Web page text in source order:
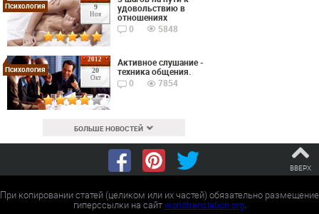
9
Ноя
Психология
удовольствию в
отношениях
0
5848
2012
20
Окт
Психология
Активное слушание -
техника общения.
0
7854
БОЛЬШЕ НОВОСТЕЙ
ВВЕРХ
При копировании статей (целиком или их частей) обязательно размещение
гиперссылки на сайтworldtranslation.org.